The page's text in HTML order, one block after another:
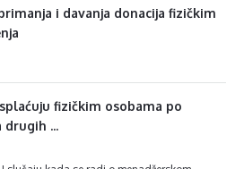
i davanja donacija fizičkim
fizičkim osobama po
drugih ...